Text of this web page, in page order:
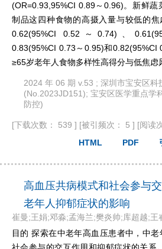
(OR=0.93,95%CI 0.89～0.96)。新鲜
制品这四种食物的高摄入量与较低的
0.62(95%CI 0.52～0.74)、
0.83(95%CI 0.73～0.95)和0.82(95%CI
≥65岁老年人食物多样性高得分与低焦虑
2024 年 06 期 v.53 ; 深圳市宝安区科
(No.2023JD151); 宝安区医学重点学
防控)
[下载次数： 539 ] [被引频次： 5 ] [阅读
HTML
PDF
高血压共病模式和社会参与
老年人抑郁症状的影响
崔曼;王娟;邓淼;孟海兰;樊炎帅;库超越;王
目的 探索在中老年高血压患者中，中